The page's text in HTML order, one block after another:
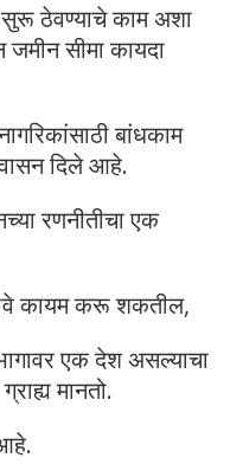
सुरू ठेवण्याचे काम अशा
सीमा कायदा
बांधकाम
दिले आहे.
रणनीतीचा एक
कायम करू शकतील,
एक देश असल्याचा
मानतो.